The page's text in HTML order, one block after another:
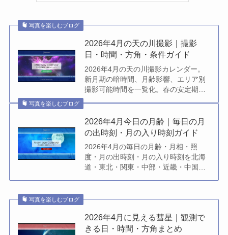
写真を楽しむブログ
2026年4月の天の川撮影｜撮影
日・時間・方角・条件ガイド
2026年4月の天の川撮影カレンダー。
新月期の暗時間、月齢影響、エリア別
撮影可能時間を一覧化。春の安定期に
写真を楽しむブログ
2026年4月今日の月齢｜毎日の月
の出時刻・月の入り時刻ガイド
2026年4月の毎日の月齢・月相・照
度・月の出時刻・月の入り時刻を北海
道・東北・関東・中部・近畿・中国・
写真を楽しむブログ
2026年4月に見える彗星｜観測で
きる日・時間・方角まとめ